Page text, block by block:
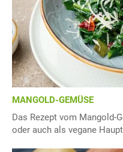
MANGOLD-GEMÜSE
Das Rezept vom Mangold-
oder auch als vegane